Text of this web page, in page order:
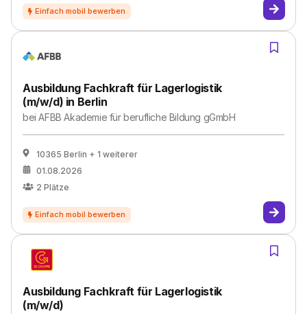
Ausbildung Fachkraft für Lagerlogistik
(m/w/d) in Berlin
beiAFBB Akademie für berufliche Bildung gGmbH
10365 Berlin + 1 weiterer
01.08.2026
2 Plätze
Ausbildung Fachkraft für Lagerlogistik
(m/w/d)